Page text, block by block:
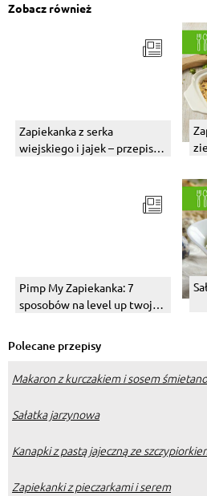
Zobacz również
Zapiekanka z serka
wiejskiego i jajek – przepis z
Pimp My Zapiekanka: 7
sposobów na level up twojej
Zapiefix
Polecane przepisy
Makaron z kurczakiem i sosem
Sałatka jarzynowa
Kanapki z pastą jajeczną ze
Zapiekanki z pieczarkami i serem